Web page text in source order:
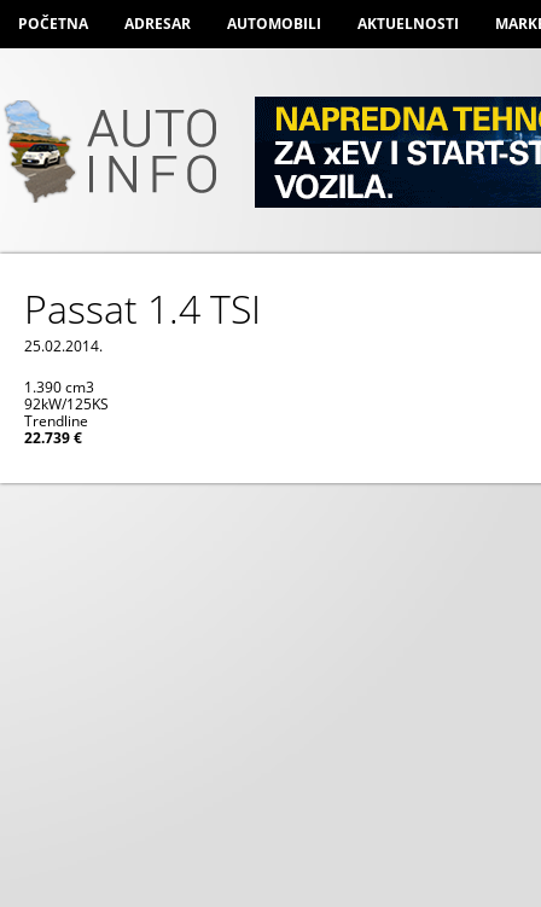
POČETNA ADRESAR AUTOMOBILI AKTUELNOSTI
Passat 1.4 TSI
25.02.2014.
1.390 cm3
92kW/125KS
Trendline
22.739 €